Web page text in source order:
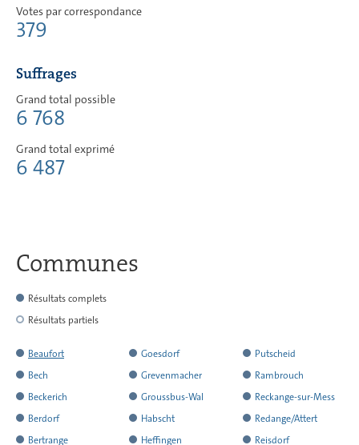
Votes par correspondance
379
Suffrages
Grand total possible
6 768
Grand total exprimé
6 487
Communes
Résultats complets
Résultats partiels
Beaufort
a
rendu
l
´ensemble
Bech
a
rendu
l
Beckerich
a
rendu
Berdorf
a Bertrange
Goesdorf
a
rendu
l
´ensemble
Grevenmacher
a
rendu
l
Groussbus-Wal
a
rendu
Habscht
a Heffingen
Putscheid
a
rendu
l
´ensemble
Rambrouch
a
rendu
l
Reckange-sur-Mess
a
rendu
Redange/Attert
a Reisdorf